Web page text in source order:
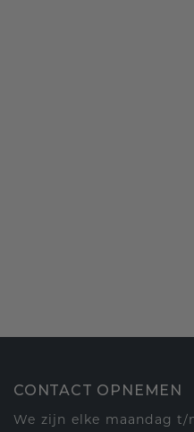
CONTACT OPNEMEN
We zijn elke maandag